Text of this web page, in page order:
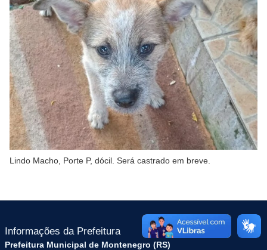
Lindo Macho, Porte P, dócil. Será castrado em breve.
Informações da Prefeitura
Prefeitura Municipal de Montenegro (RS)